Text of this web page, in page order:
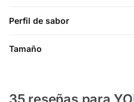
Perfil de sabor
Tamaño
35 reseñas para